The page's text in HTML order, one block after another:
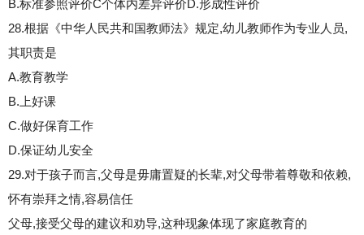
B.标准参照评价C个体内差异评价D.形成性评价
28.根据《中华人民共和国教师法》规定,幼儿教师作为专业人员,
其职责是
A.教育教学
B.上好课
C.做好保育工作
D.保证幼儿安全
29.对于孩子而言,父母是毋庸置疑的长辈,对父母带着尊敬和依赖,
怀有崇拜之情,容易信任
父母,接受父母的建议和劝导,这种现象体现了家庭教育的